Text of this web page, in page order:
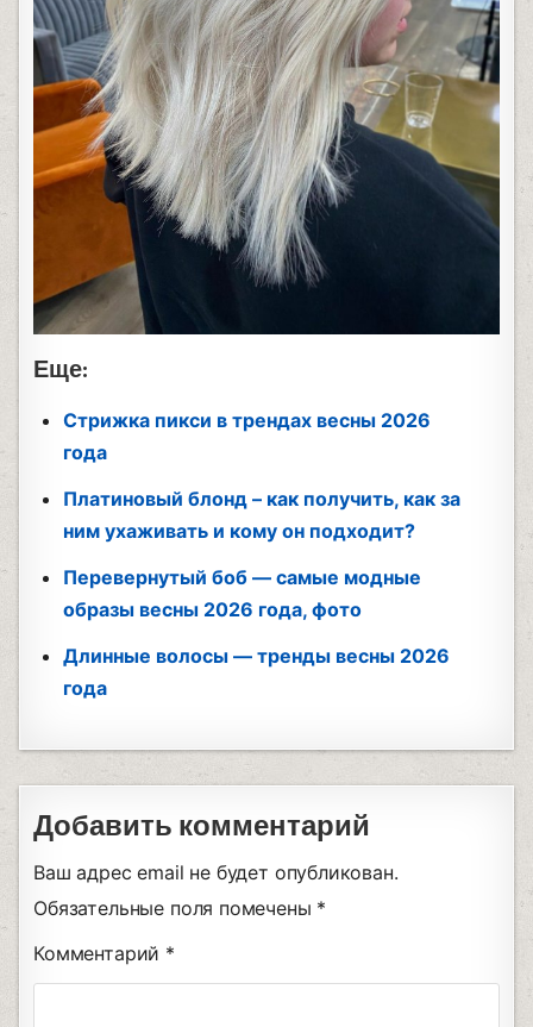
Еще:
Стрижка пикси в трендах весны 2026
года
Платиновый блонд – как получить, как за
ним ухаживать и кому он подходит?
Перевернутый боб — самые модные
образы весны 2026 года, фото
Длинные волосы — тренды весны 2026
года
Добавить комментарий
Ваш адрес email не будет опубликован.
Обязательные поля помечены *
Комментарий *